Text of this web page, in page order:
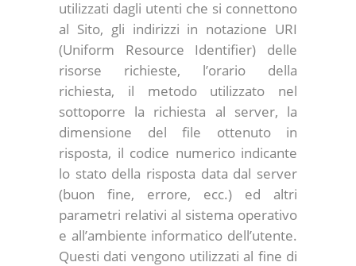
utilizzati dagli utenti che si connettono
al Sito, gli indirizzi in notazione URI
(Uniform Resource Identifier) delle
risorse richieste, l’orario della
richiesta, il metodo utilizzato nel
sottoporre la richiesta al server, la
dimensione del file ottenuto in
risposta, il codice numerico indicante
lo stato della risposta data dal server
(buon fine, errore, ecc.) ed altri
parametri relativi al sistema operativo
e all’ambiente informatico dell’utente.
Questi dati vengono utilizzati al fine di